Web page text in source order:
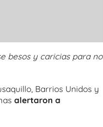
besos y caricias para no
Barrios Unidos y
alertaron a